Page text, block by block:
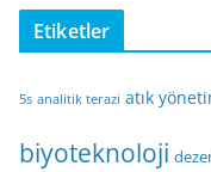
Etiketler
5s analitik terazi atık
biyoteknoloji